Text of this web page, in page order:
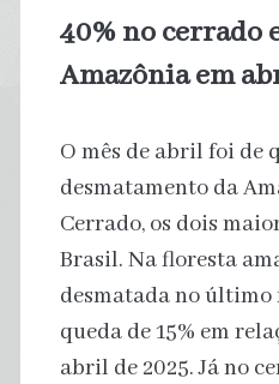
40% no cerrado
Amazônia em
O mês de abril foi de
desmatamento da
Cerrado, os dois
Brasil. Na floresta
desmatada no último
queda de 15% em
abril de 2025. Já no